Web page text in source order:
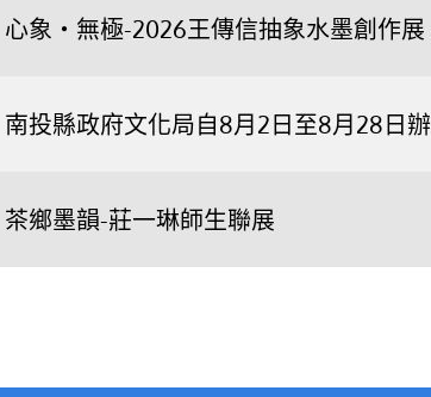
心象‧無極-2026王傳信抽象水墨創作展
南投縣政府文化局自8月2日至8月28日
茶鄉墨韻-莊一琳師生聯展